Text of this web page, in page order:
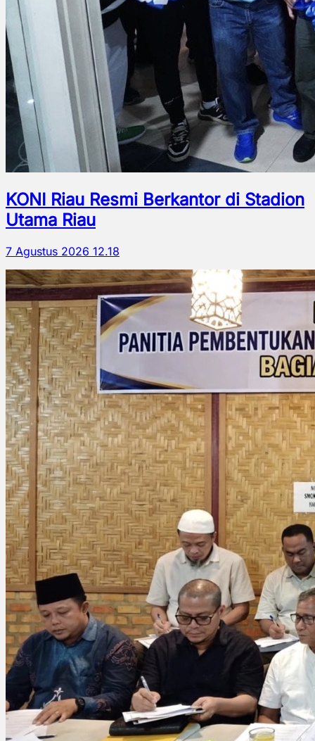
KONI Riau Resmi Berkantor di Stadion
Utama Riau
7 Agustus 2026 12.18